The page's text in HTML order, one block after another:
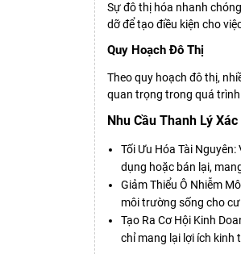
Sự đô thị hóa nhanh
dỡ để tạo điều kiện cho
Quy Hoạch Đô Thị
Theo quy hoạch đô thị,
quan trọng trong quá
Nhu Cầu Thanh Lý Xác
Tối Ưu Hóa Tài
dụng hoặc bán lại,
Giảm Thiểu Ô Nhiễm
môi trường sống cho
Tạo Ra Cơ Hội Kinh
chỉ mang lại lợi ích kinh